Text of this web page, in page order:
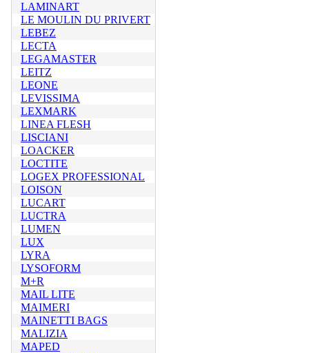
LAMINART
LE MOULIN DU PRIVERT
LEBEZ
LECTA
LEGAMASTER
LEITZ
LEONE
LEVISSIMA
LEXMARK
LINEA FLESH
LISCIANI
LOACKER
LOCTITE
LOGEX PROFESSIONAL
LOISON
LUCART
LUCTRA
LUMEN
LUX
LYRA
LYSOFORM
M+R
MAIL LITE
MAIMERI
MAINETTI BAGS
MALIZIA
MAPED